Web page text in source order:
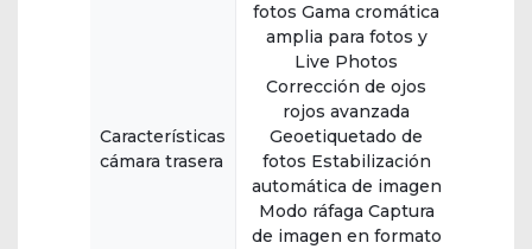
Características
cámara trasera
fotos Gama cromática
amplia para fotos y
Live Photos
Corrección de ojos
rojos avanzada
Geoetiquetado de
fotos Estabilización
automática de imagen
Modo ráfaga Captura
de imagen en formato